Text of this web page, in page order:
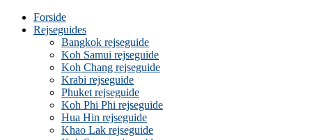
Forside
Rejseguides
Bangkok rejseguide
Koh Samui rejseguide
Koh Chang rejseguide
Krabi rejseguide
Phuket rejseguide
Koh Phi Phi rejseguide
Hua Hin rejseguide
Khao Lak rejseguide